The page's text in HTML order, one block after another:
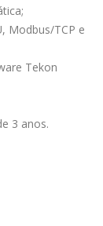
Modbus/TCP e
Tekon
3 anos.